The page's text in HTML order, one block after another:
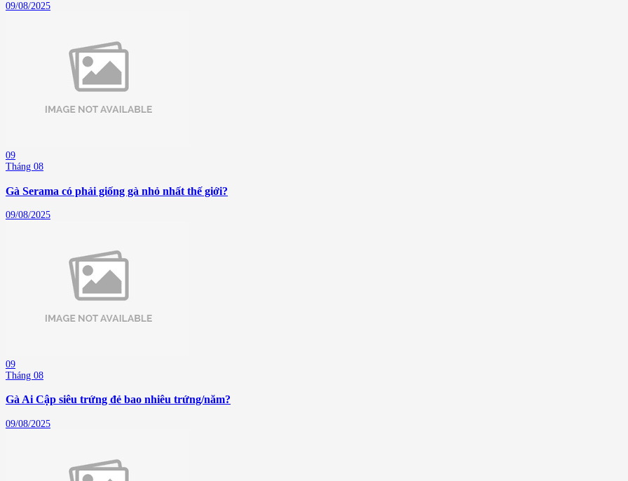
09/08/2025
09
Tháng 08
Gà Serama có phải giống gà nhỏ nhất thế giới?
09/08/2025
09
Tháng 08
Gà Ai Cập siêu trứng đẻ bao nhiêu trứng/năm?
09/08/2025